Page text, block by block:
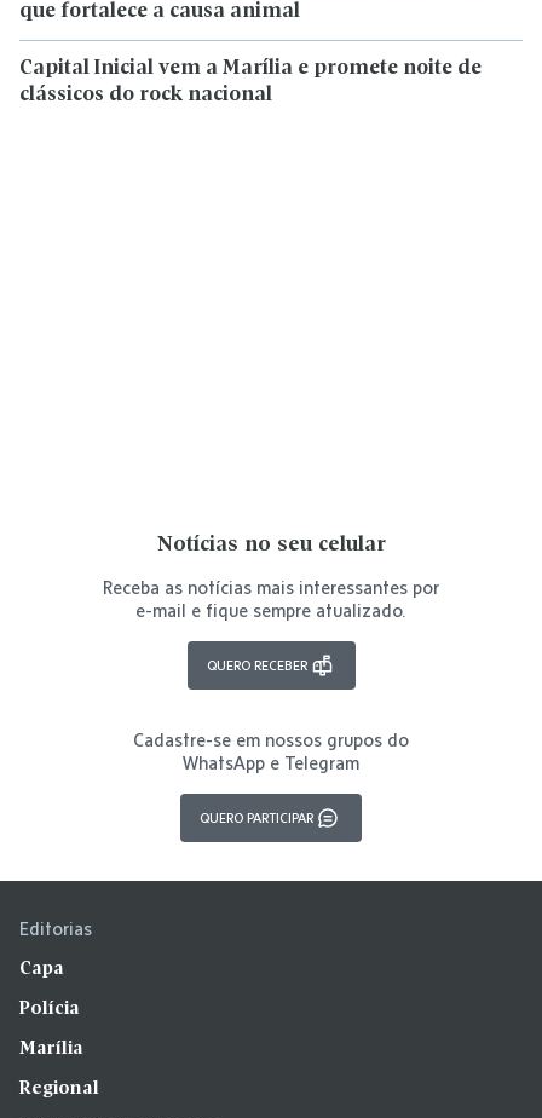
que fortalece a causa animal
Capital Inicial vem a Marília e promete noite de
clássicos do rock nacional
Notícias no seu celular
Receba as notícias mais interessantes por
e-mail e fique sempre atualizado.
QUERO RECEBER
Cadastre-se em nossos grupos do
WhatsApp e Telegram
QUERO PARTICIPAR
Editorias
Capa
Polícia
Marília
Regional